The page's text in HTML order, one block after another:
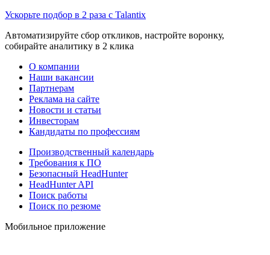
Ускорьте подбор в 2 раза с Talantix
Автоматизируйте сбор откликов, настройте воронку,
собирайте аналитику в 2 клика
О компании
Наши вакансии
Партнерам
Реклама на сайте
Новости и статьи
Инвесторам
Кандидаты по профессиям
Производственный календарь
Требования к ПО
Безопасный HeadHunter
HeadHunter API
Поиск работы
Поиск по резюме
Мобильное приложение